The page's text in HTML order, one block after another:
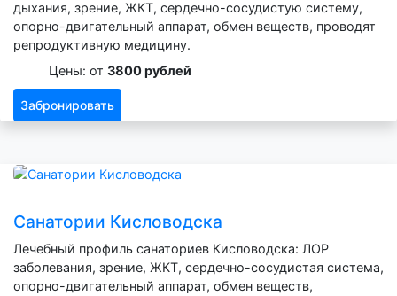
дыхания, зрение, ЖКТ, сердечно-сосудистую систему,
опорно-двигательный аппарат, обмен веществ, проводят
репродуктивную медицину.
Цены: от 3800 рублей
Забронировать
Санатории Кисловодска
Лечебный профиль санаториев Кисловодска: ЛОР
заболевания, зрение, ЖКТ, сердечно-сосудистая система,
опорно-двигательный аппарат, обмен веществ,